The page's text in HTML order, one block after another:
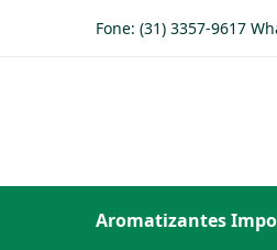
Fone: (31) 3357-9617
Aromatizantes